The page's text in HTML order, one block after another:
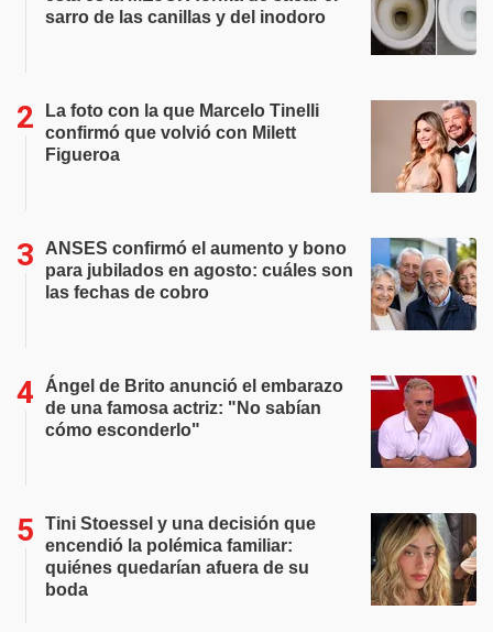
sarro de las canillas y del inodoro
La foto con la que Marcelo Tinelli
confirmó que volvió con Milett
Figueroa
ANSES confirmó el aumento y bono
para jubilados en agosto: cuáles son
las fechas de cobro
Ángel de Brito anunció el embarazo
de una famosa actriz: "No sabían
cómo esconderlo"
Tini Stoessel y una decisión que
encendió la polémica familiar:
quiénes quedarían afuera de su
boda